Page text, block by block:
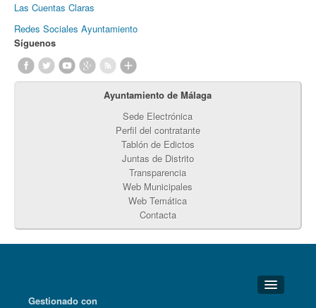
Las Cuentas Claras
Redes Sociales Ayuntamiento
Síguenos
Ayuntamiento de Málaga
Sede Electrónica
Perfil del contratante
Tablón de Edictos
Juntas de Distrito
Transparencia
Web Municipales
Web Temática
Contacta
Gestionado con